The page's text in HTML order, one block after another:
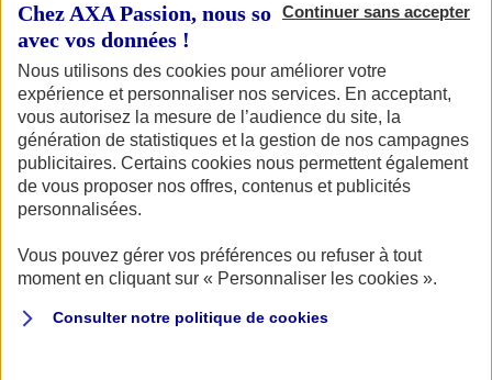
Continuer sans accepter
Chez AXA Passion, nous sommes transparents
avec vos données !
Nous utilisons des cookies pour améliorer votre
expérience et personnaliser nos services. En acceptant,
vous autorisez la mesure de l’audience du site, la
génération de statistiques et la gestion de nos campagnes
publicitaires. Certains cookies nous permettent également
de vous proposer nos offres, contenus et publicités
personnalisées.
Vous pouvez gérer vos préférences ou refuser à tout
moment en cliquant sur « Personnaliser les cookies ».
Consulter notre politique de cookies
d’Olivier Thevenin. J’apprécie beaucoup le côté humain,
le contact sur le long terme, la disponibilité et
l’efficacité de mon Agent – en particulier Isabelle, mon
contact depuis plus de vingt ans – en cas de besoin.
D’où vient votre passion pour les 2-roues ?
La moto, c’est une vraiepassionque m’a transmise mon